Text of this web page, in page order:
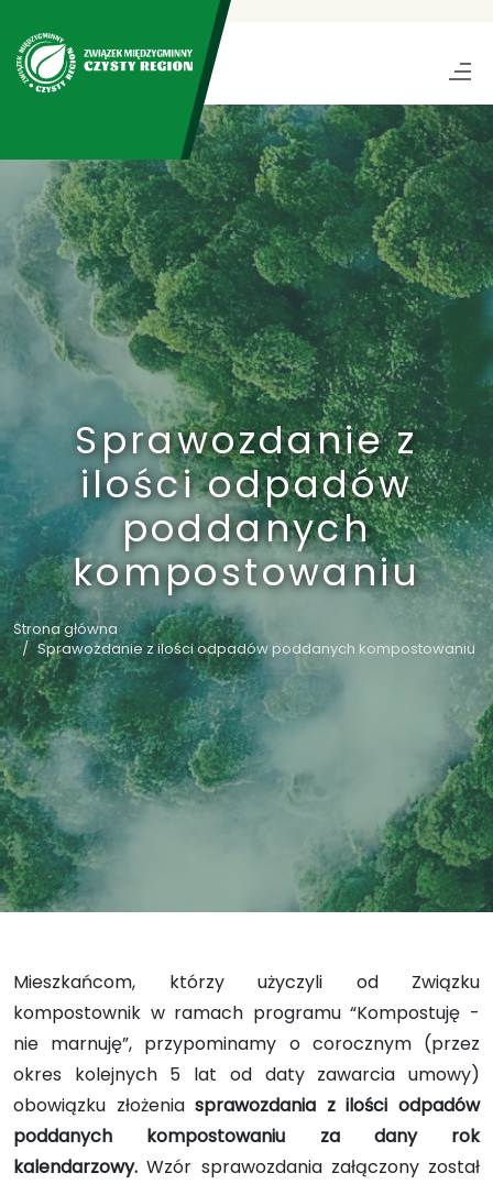
Sprawozdanie z
ilości odpadów
poddanych
kompostowaniu
Strona główna
Sprawozdanie z ilości odpadów poddanych kompostowaniu
Mieszkańcom, którzy użyczyli od Związku
kompostownik w ramach programu “Kompostuję -
nie marnuję”, przypominamy o corocznym (przez
okres kolejnych 5 lat od daty zawarcia umowy)
obowiązku złożeniasprawozdania z ilości odpadów
poddanych kompostowaniu za dany rok
kalendarzowy. Wzór sprawozdania załączony został